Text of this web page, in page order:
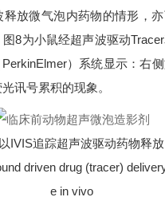
释放微气泡内药物的情形，
8为小鼠经超声波驱动
）系统显示：右
讯号累积的现象。
IVIS追踪超声波驱动药物释放
driven drug (tracer)
e in vivo